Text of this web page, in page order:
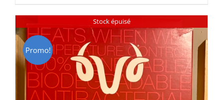
CHF 85.00.CHF 59.00.
Stock épuisé
Promo!